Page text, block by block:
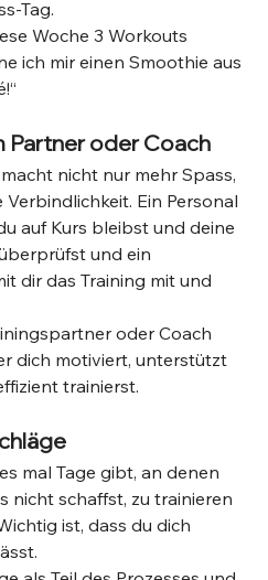
Tag.
Woche 3 Workouts
ich mir einen Smoothie aus
Partner oder Coach
nicht nur mehr Spass,
Ein Personal
auf Kurs bleibst und deine
und ein
dir das Training mit und
oder Coach
dich motiviert, unterstützt
trainierst.
mal Tage gibt, an denen
nicht schaffst, zu trainieren
ist, dass du dich